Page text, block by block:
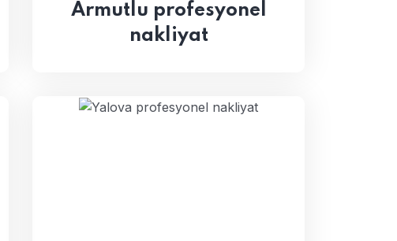
Armutlu profesyonel
nakliyat